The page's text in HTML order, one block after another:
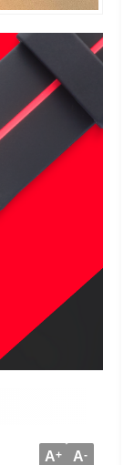
A+ A-